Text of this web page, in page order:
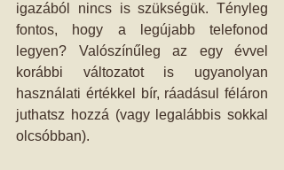
igazából nincs is szükségük. Tényleg
fontos, hogy a legújabb telefonod
legyen? Valószínűleg az egy évvel
korábbi változatot is ugyanolyan
használati értékkel bír, ráadásul féláron
juthatsz hozzá (vagy legalábbis sokkal
olcsóbban).